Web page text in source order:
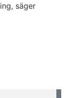
säger